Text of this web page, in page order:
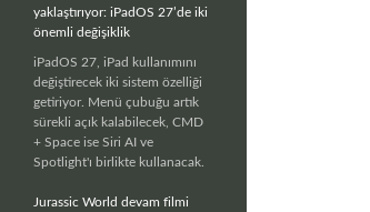
yaklaştırıyor: iPadOS 27’de iki
önemli değişiklik
iPadOS 27, iPad kullanımını
değiştirecek iki sistem özelliği
getiriyor. Menü çubuğu artık
sürekli açık kalabilecek, CMD
+ Space ise Siri AI ve
Spotlight'ı birlikte kullanacak.
Jurassic World devam filmi